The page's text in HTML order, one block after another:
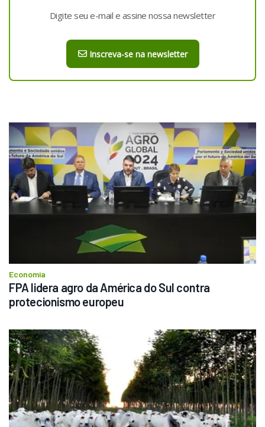
Digite seu e-mail e assine nossa newsletter
Inscreva-se na newsletter
Economia
FPA lidera agro da América do Sul contra
protecionismo europeu